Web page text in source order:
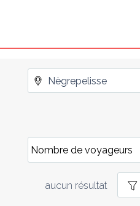
aucun résultat